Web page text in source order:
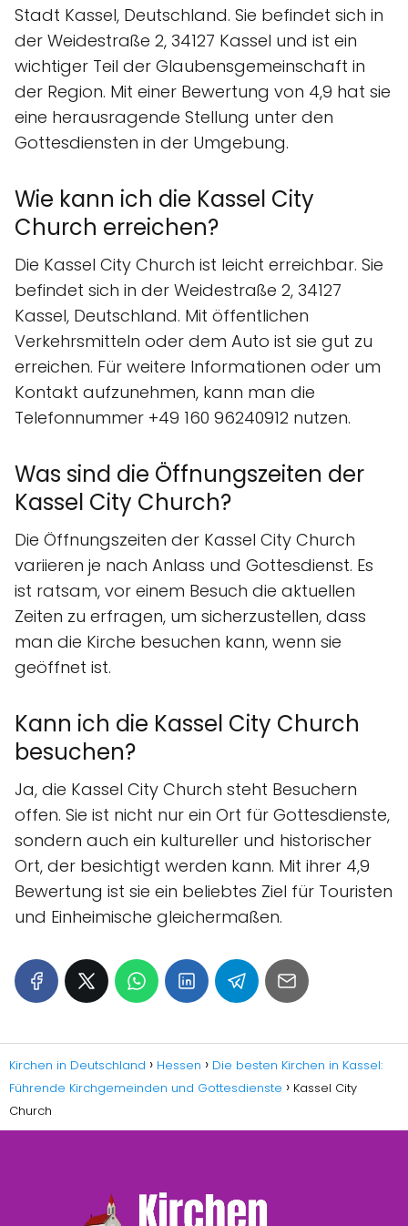
Stadt Kassel, Deutschland. Sie befindet sich in
der Weidestraße 2, 34127 Kassel und ist ein
wichtiger Teil der Glaubensgemeinschaft in
der Region. Mit einer Bewertung von 4,9 hat sie
eine herausragende Stellung unter den
Gottesdiensten in der Umgebung.
Wie kann ich die Kassel City
Church erreichen?
Die Kassel City Church ist leicht erreichbar. Sie
befindet sich in der Weidestraße 2, 34127
Kassel, Deutschland. Mit öffentlichen
Verkehrsmitteln oder dem Auto ist sie gut zu
erreichen. Für weitere Informationen oder um
Kontakt aufzunehmen, kann man die
Telefonnummer +49 160 96240912 nutzen.
Was sind die Öffnungszeiten der
Kassel City Church?
Die Öffnungszeiten der Kassel City Church
variieren je nach Anlass und Gottesdienst. Es
ist ratsam, vor einem Besuch die aktuellen
Zeiten zu erfragen, um sicherzustellen, dass
man die Kirche besuchen kann, wenn sie
geöffnet ist.
Kann ich die Kassel City Church
besuchen?
Ja, die Kassel City Church steht Besuchern
offen. Sie ist nicht nur ein Ort für Gottesdienste,
sondern auch ein kultureller und historischer
Ort, der besichtigt werden kann. Mit ihrer 4,9
Bewertung ist sie ein beliebtes Ziel für Touristen
und Einheimische gleichermaßen.
Kirchen in Deutschland Hessen
Die besten Kirchen in Kassel:
Führende Kirchgemeinden und Gottesdienste
Kassel City
Church